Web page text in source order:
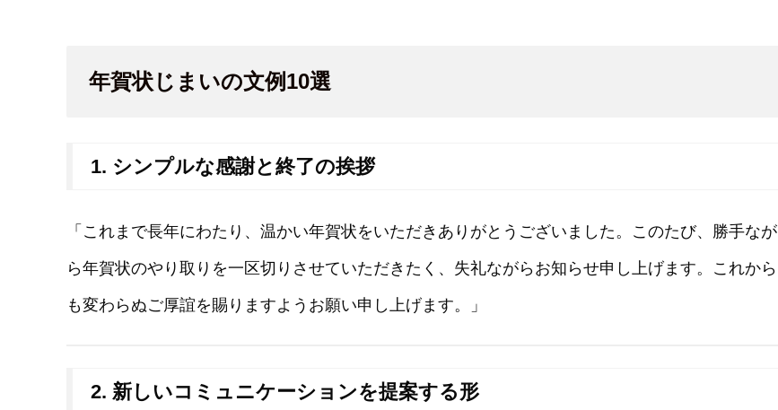
年賀状じまいの文例10選
1. シンプルな感謝と終了の挨拶
「これまで長年にわたり、温かい年賀状をいただきありがとうございました。このたび、勝手なが
ら年賀状のやり取りを一区切りさせていただきたく、失礼ながらお知らせ申し上げます。これから
も変わらぬご厚誼を賜りますようお願い申し上げます。」
2. 新しいコミュニケーションを提案する形